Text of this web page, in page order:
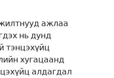
ажлаа
нь дунд
тэнцэхүйц
хугацаанд
алдагдал